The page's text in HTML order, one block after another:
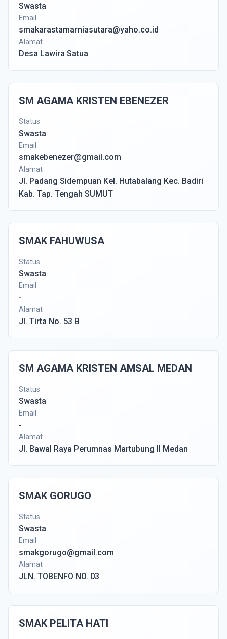
Swasta
Email
smakarastamarniasutara@yaho.co.id
Alamat
Desa Lawira Satua
SM AGAMA KRISTEN EBENEZER
Status
Swasta
Email
smakebenezer@gmail.com
Alamat
Jl. Padang Sidempuan Kel. Hutabalang Kec. Badiri
Kab. Tap. Tengah SUMUT
SMAK FAHUWUSA
Status
Swasta
Email
-
Alamat
Jl. Tirta No. 53 B
SM AGAMA KRISTEN AMSAL MEDAN
Status
Swasta
Email
-
Alamat
Jl. Bawal Raya Perumnas Martubung II Medan
SMAK GORUGO
Status
Swasta
Email
smakgorugo@gmail.com
Alamat
JLN. TOBENFO NO. 03
SMAK PELITA HATI